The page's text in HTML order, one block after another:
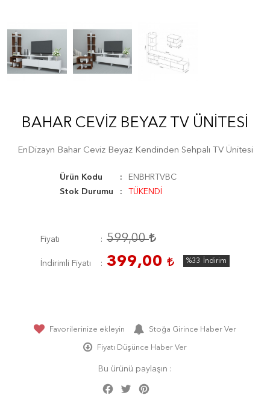
BAHAR CEVIZ BEYAZ TV ÜNITESI
EnDizayn Bahar Ceviz Beyaz Kendinden Sehpalı TV Ünitesi
Ürün Kodu
ENBHRTVBC
Stok Durumu
TÜKENDİ
Fiyatı 599,00
İndirimli Fiyatı 399,00 %33 İndirim
Favorilerinize ekleyin Stoğa Girince Haber Ver
Fiyatı Düşünce Haber Ver
Bu ürünü paylaşın :
Facebook
Twitter